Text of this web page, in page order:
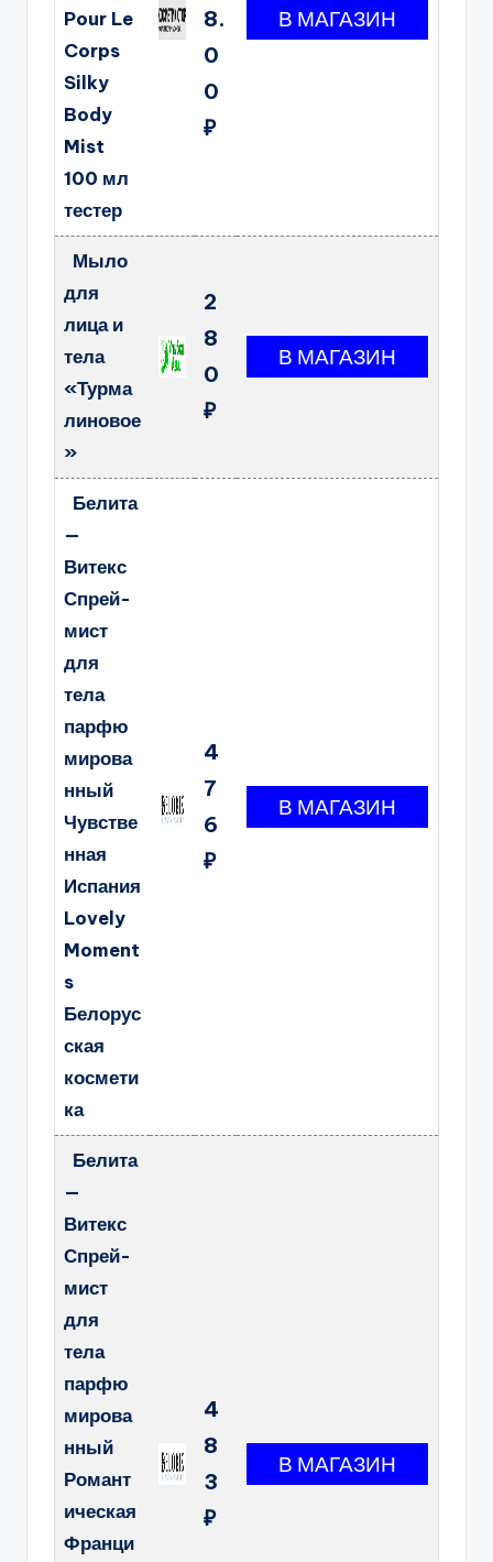
Pour Le
Corps
Silky
Body
Mist
100 мл
тестер
8.
0
0
₽
Мыло
для
лица и
тела
«Турма
линовое
»
2
8
0
₽
Белита
—
Витекс
Спрей-
мист
для
тела
парфю
мирова
нный
Чувстве
нная
Испания
Lovely
Moment
s
Белорус
ская
космети
ка
4
7
6
₽
Белита
—
Витекс
Спрей-
мист
для
тела
парфю
мирова
нный
Романт
ическая
Франци
4
8
3
₽